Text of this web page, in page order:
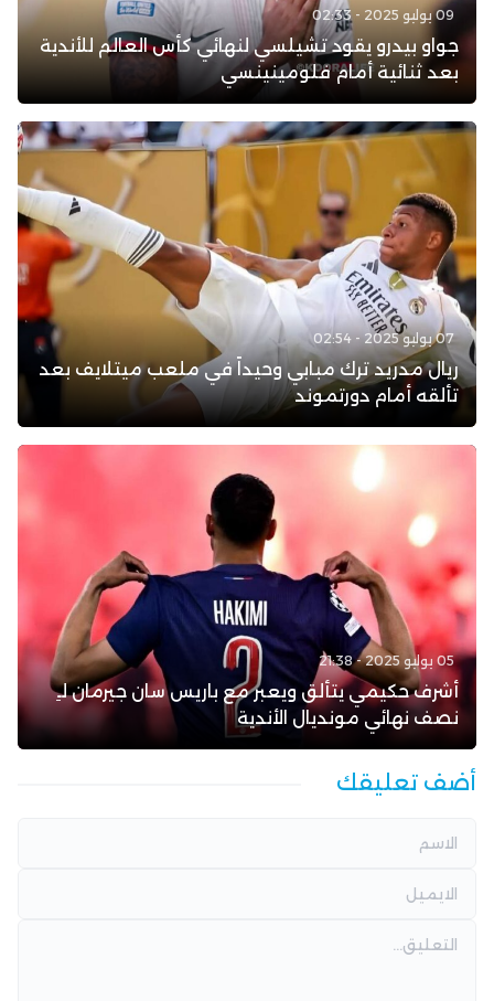
09 يوليو 2025 - 02:33
جواو بيدرو يقود تشيلسي لنهائي كأس العالم للأندية
بعد ثنائية أمام فلومينينسي
07 يوليو 2025 - 02:54
ريال مدريد ترك مبابي وحيداً في ملعب ميتلايف بعد
تألقه أمام دورتموند
05 يوليو 2025 - 21:38
أشرف حكيمي يتألق ويعبر مع باريس سان جيرمان لـِ
نصف نهائي مونديال الأندية
أضف تعليقك